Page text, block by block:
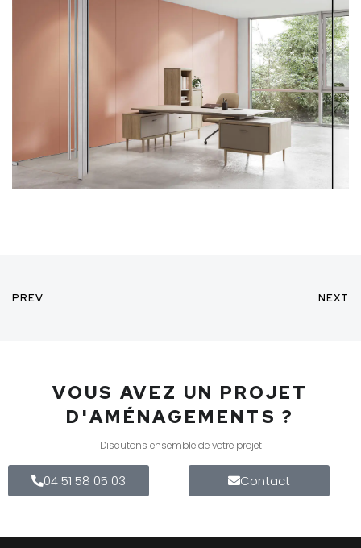
PREV NEXT
VOUS AVEZ UN PROJET
D'AMÉNAGEMENTS ?
Discutons ensemble de votre projet
04 51 58 05 03 Contact